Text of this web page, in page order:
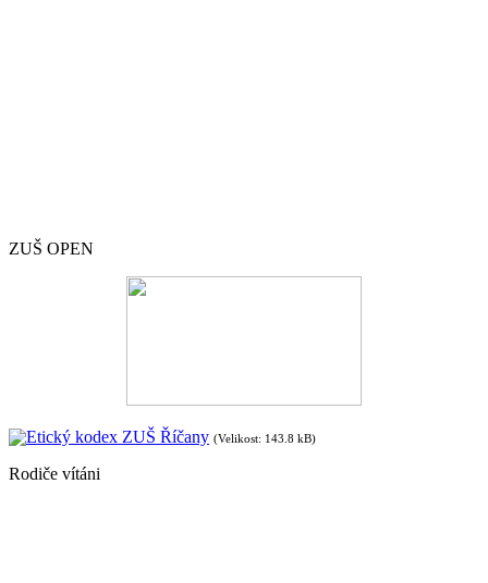
ZUŠ OPEN
Etický kodex ZUŠ Říčany (Velikost: 143.8 kB)
Rodiče vítáni